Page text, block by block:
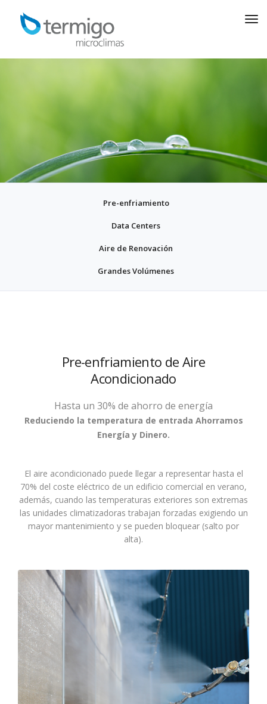
+ Energy
ahorro energético
Pre-enfriamiento
Data Centers
Aire de Renovación
Grandes Volúmenes
Pre-enfriamiento de Aire
Acondicionado
Hasta un 30% de ahorro de energía
Reduciendo la temperatura de entrada Ahorramos
Energía y Dinero.
El aire acondicionado puede llegar a representar hasta el
70% del coste eléctrico de un edificio comercial en verano,
además, cuando las temperaturas exteriores son extremas
las unidades climatizadoras trabajan forzadas exigiendo un
mayor mantenimiento y se pueden bloquear (salto por
alta).